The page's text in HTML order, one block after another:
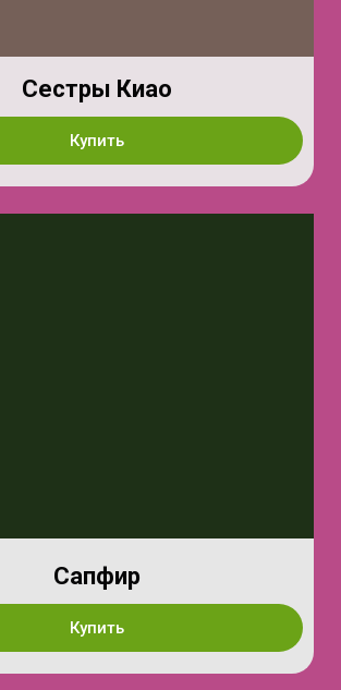
Сестры Киао
Купить
Сапфир
Купить